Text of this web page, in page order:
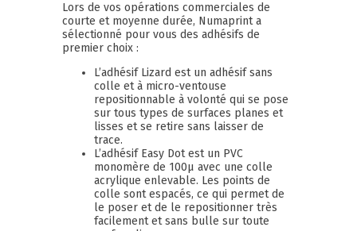
Lors de vos opérations commerciales de
courte et moyenne durée, Numaprint a
sélectionné pour vous des adhésifs de
premier choix :
L’adhésif Lizard est un adhésif sans
colle et à micro-ventouse
repositionnable à volonté qui se pose
sur tous types de surfaces planes et
lisses et se retire sans laisser de
trace.
L’adhésif Easy Dot est un PVC
monomère de 100µ avec une colle
acrylique enlevable. Les points de
colle sont espacés, ce qui permet de
le poser et de le repositionner très
facilement et sans bulle sur toute